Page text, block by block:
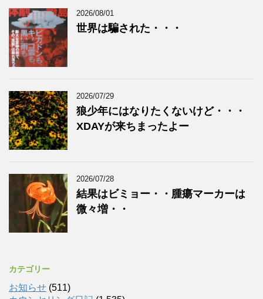
2026/08/01
世界は騙された・・・
2026/07/29
狼少年にはなりたくないけど・・・
XDAYが来ちまったよー
2026/07/28
結果はビミョー・・腫瘍マーカーは
微々増・・
カテゴリー
お知らせ (511)